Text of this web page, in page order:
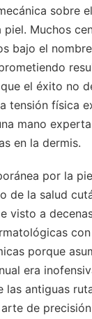
sobre
Muchos
bajo el
el éxito no
tensión física
mano
en la dermis.
por la
de la salud
visto a
porque
era
las antiguas
de